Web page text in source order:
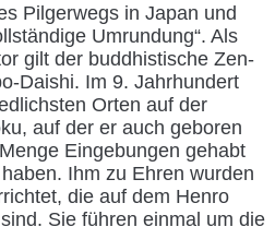
Pilgerwegs in Japan und
Umrundung“. Als
gilt der buddhistische Zen-
Daishi. Im 9. Jahrhundert
Orten auf der
auf der er auch geboren
Eingebungen gehabt
Ihm zu Ehren wurden
die auf dem Henro
Sie führen einmal um die